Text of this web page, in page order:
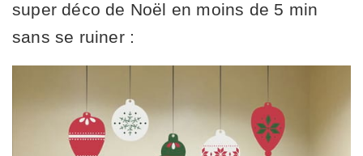
super déco de Noël en moins de 5 min
sans se ruiner :